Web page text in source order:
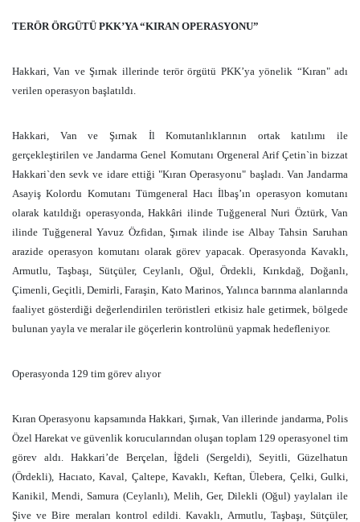
TERÖR ÖRGÜTÜ PKK’YA “KIRAN OPERASYONU”
Hakkari, Van ve Şırnak illerinde terör örgütü PKK’ya yönelik “Kıran" adı
verilen operasyon başlatıldı.
Hakkari, Van ve Şırnak İl Komutanlıklarının ortak katılımı ile
gerçekleştirilen ve Jandarma Genel Komutanı Orgeneral Arif Çetin`in bizzat
Hakkari`den sevk ve idare ettiği "Kıran Operasyonu" başladı. Van Jandarma
Asayiş Kolordu Komutanı Tümgeneral Hacı İlbaş’ın operasyon komutanı
olarak katıldığı operasyonda, Hakkâri ilinde Tuğgeneral Nuri Öztürk, Van
ilinde Tuğgeneral Yavuz Özfidan, Şırnak ilinde ise Albay Tahsin Saruhan
arazide operasyon komutanı olarak görev yapacak. Operasyonda Kavaklı,
Armutlu, Taşbaşı, Sütçüler, Ceylanlı, Oğul, Ördekli, Kırıkdağ, Doğanlı,
Çimenli, Geçitli, Demirli, Faraşin, Kato Marinos, Yalınca barınma alanlarında
faaliyet gösterdiği değerlendirilen teröristleri etkisiz hale getirmek, bölgede
bulunan yayla ve meralar ile göçerlerin kontrolünü yapmak hedefleniyor.
Operasyonda 129 tim görev alıyor
Kıran Operasyonu kapsamında Hakkari, Şırnak, Van illerinde jandarma, Polis
Özel Harekat ve güvenlik korucularından oluşan toplam 129 operasyonel tim
görev aldı. Hakkari’de Berçelan, İğdeli (Sergeldi), Seyitli, Güzelhatun
(Ördekli), Hacıato, Kaval, Çaltepe, Kavaklı, Keftan, Ülebera, Çelki, Gulki,
Kanikil, Mendi, Samura (Ceylanlı), Melih, Ger, Dilekli (Oğul) yaylaları ile
Şive ve Bire meraları kontrol edildi. Kavaklı, Armutlu, Taşbaşı, Sütçüler,